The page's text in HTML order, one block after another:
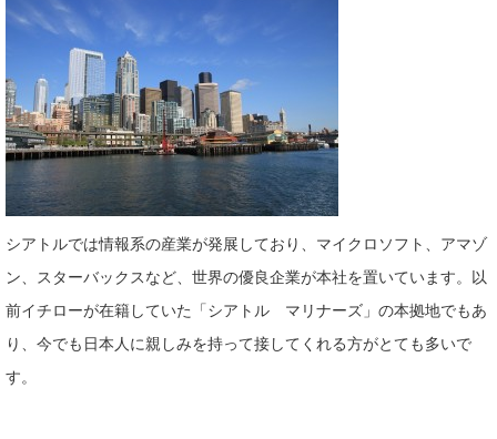
シアトルでは情報系の産業が発展しており、マイクロソフト、アマゾ
ン、スターバックスなど、世界の優良企業が本社を置いています。以
前イチローが在籍していた「シアトル マリナーズ」の本拠地でもあ
り、今でも日本人に親しみを持って接してくれる方がとても多いで
す。